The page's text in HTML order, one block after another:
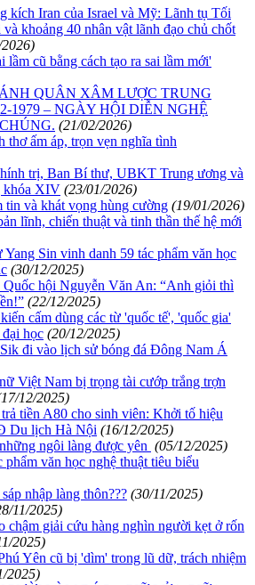
kích Iran của Israel và Mỹ: Lãnh tụ Tối
khoảng 40 nhân vật lãnh đạo chủ chốt
lầm cũ bằng cách tạo ra sai lầm mới'
QUÂN XÂM LƯỢC TRUNG
1979 – NGÀY HỘI DIỄN NGHỆ
(21/02/2026)
thơ ấm áp, trọn vẹn nghĩa tình
trị, Ban Bí thư, UBKT Trung ương và
khóa XIV (23/01/2026)
tin và khát vọng hùng cường (19/01/2026)
lĩnh, chiến thuật và tinh thần thế hệ mới
Sin vinh danh 59 tác phẩm văn học
(30/12/2025)
Quốc hội Nguyễn Văn An: “Anh giỏi thì
(22/12/2025)
cấm dùng các từ 'quốc tế', 'quốc gia'
học (20/12/2025)
đi vào lịch sử bóng đá Đông Nam Á
Việt Nam bị trọng tài cướp trắng trợn
12/2025)
tiền A80 cho sinh viên: Khởi tố hiệu
Du lịch Hà Nội (16/12/2025)
ngôi làng được yên (05/12/2025)
phẩm văn học nghệ thuật tiêu biểu
nhập làng thôn??? (30/11/2025)
11/2025)
chậm giải cứu hàng nghìn người kẹt ở rốn
2025)
Yên cũ bị 'dìm' trong lũ dữ, trách nhiệm
2025)